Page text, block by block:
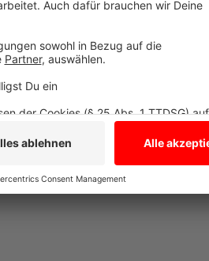
Made in Westmünsterland -
aus Gescher